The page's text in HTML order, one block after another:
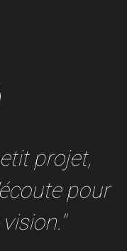
projet,
pour